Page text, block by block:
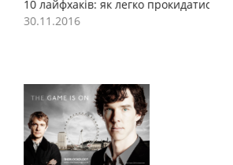
легко прокидатися вранці